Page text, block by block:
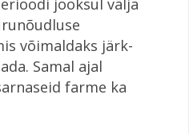
jooksul välja
võimaldaks järk-
Samal ajal
farme ka